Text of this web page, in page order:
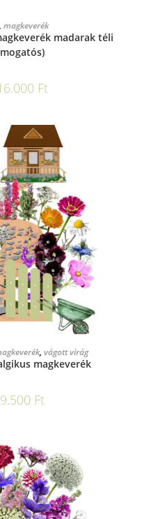
, magkeverék
madarak téli
Ft
, vágott virág
magkeverék
9.500 Ft